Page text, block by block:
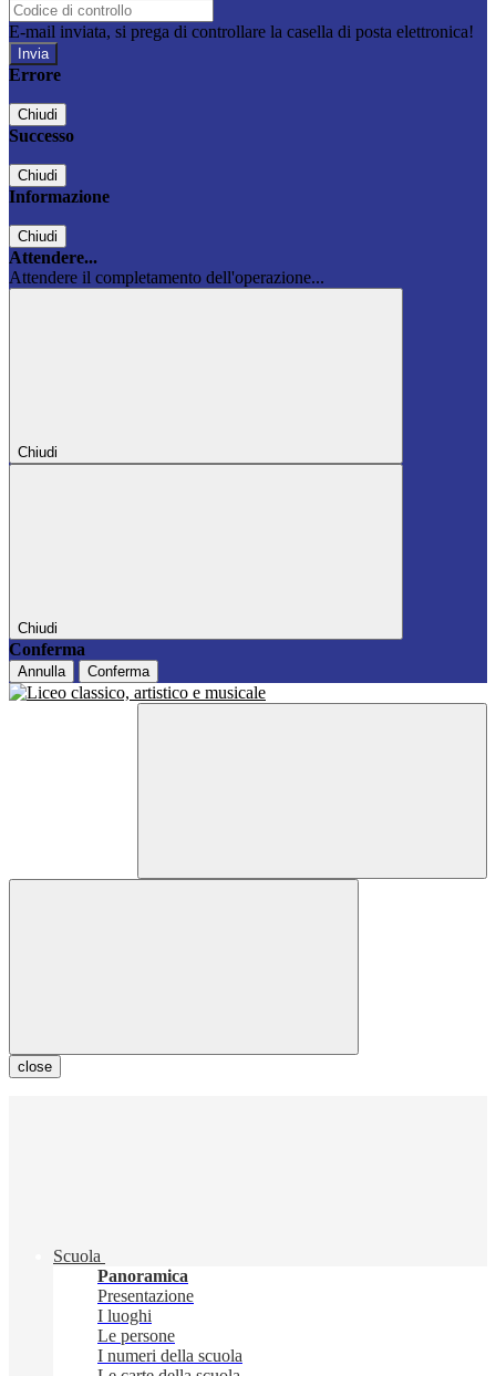
E-mail inviata, si prega di controllare la casella di posta elettronica!
Errore
Chiudi
Successo
Chiudi
Informazione
Chiudi
Attendere...
Attendere il completamento dell'operazione...
Chiudi
Chiudi
Conferma
Annulla Conferma
close
Scuola
Panoramica
Presentazione
I luoghi
Le persone
I numeri della scuola